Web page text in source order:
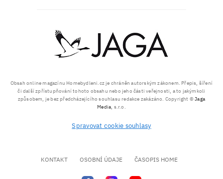
Obsah online magazínu Homebydleni.cz je chráněn autorským zákonem. Přepis, šíření
či další zpřístupňování tohoto obsahu nebo jeho části veřejnosti, a to jakýmkoli
způsobem, je bez předcházejícího souhlasu redakce zakázáno. Copyright ©Jaga
Media , s.r.o.
Spravovat cookie souhlasy
KONTAKT OSOBNÍ ÚDAJE ČASOPIS HOME